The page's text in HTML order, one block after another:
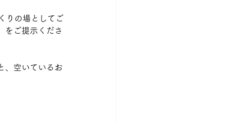
りの場としてご
をご提示くださ
、空いているお